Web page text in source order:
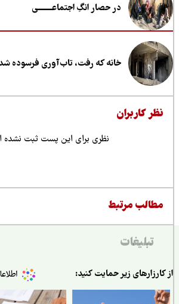
در حصار انگِ اجتماعــــــــی
خانه که رفت، تاب‌آوری فرسوده شد
کاربران
نظری برای این پست ثبت نشده است.
مرتبط
تبلیغات
زیر حمایت کنید: